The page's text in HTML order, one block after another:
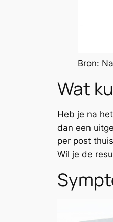
Bron:
Wat
Heb je na
dan een
per post
Wil je de